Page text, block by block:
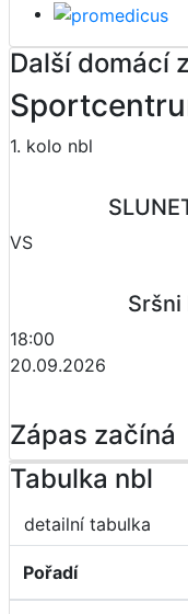
Další domácí
1. kolo nbl
VS
Sršni
18:00
20.09.2026
Zápas začíná
Tabulka nbl
detailní tabulka
Pořadí